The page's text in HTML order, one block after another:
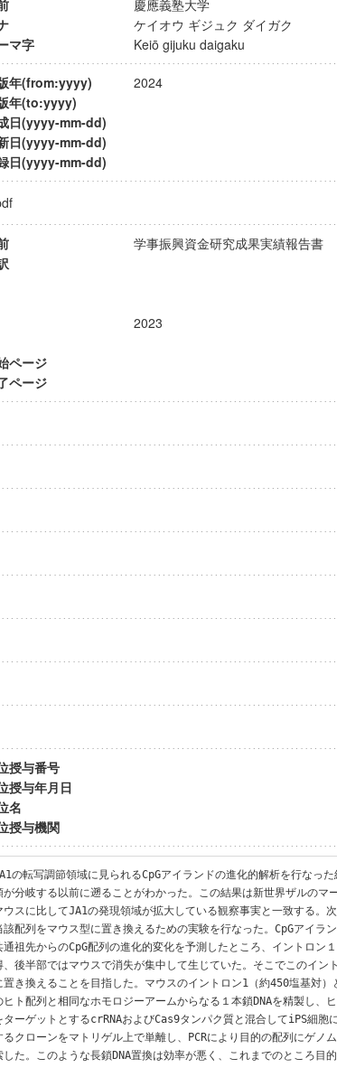
ンター
点
慶應義塾大学
ケイオウ ギジュク ダイガク
マ字
Keiō gijuku daigaku
年(from:yyyy)
2024
年(to:yyyy)
日(yyyy-mm-dd)
日(yyyy-mm-dd)
日(yyyy-mm-dd)
学事振興資金研究成果実績報告
2023
ページ
ページ
授与番号
授与年月日
名
授与機関
の転写調節領域に見られるCpGアイランドの進化的解析を行なっ
が分岐する以前に遡ることがわかった。この結果は新世界ザルのマ
ウスに比してJA1の発現領域が拡大している観察事実と一致する。
該配列をマウス型に置き換えるための実験を行なった。CpGアイラ
通祖先からのCpG配列の進化的変化を予測したところ、イントロン
、後半部ではマウスで消失が集中して生じていた。そこでこのイン
置き換えることを目指した。マウスのイントロン1（約450塩基対
ヒト配列と相同なホモロジーアームからなる１本鎖DNAを精製し、
ターゲットとするcrRNAおよびCas9タンパク質と混合してiPS細胞
るクローンをマトリゲル上で単離し、PCRにより目的の配列にゲノ
した。このような長鎖DNA置換は効率が悪く、これまでのところ目